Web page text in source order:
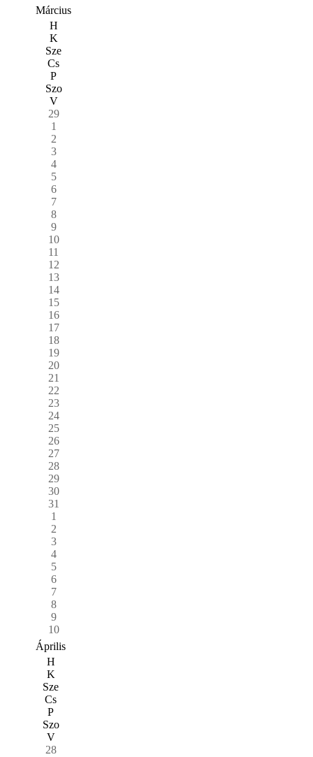
Március
H
K
Sze
Cs
P
Szo
V
29
1
2
3
4
5
6
7
8
9
10
11
12
13
14
15
16
17
18
19
20
21
22
23
24
25
26
27
28
29
30
31
1
2
3
4
5
6
7
8
9
10
Április
H
K
Sze
Cs
P
Szo
V
28